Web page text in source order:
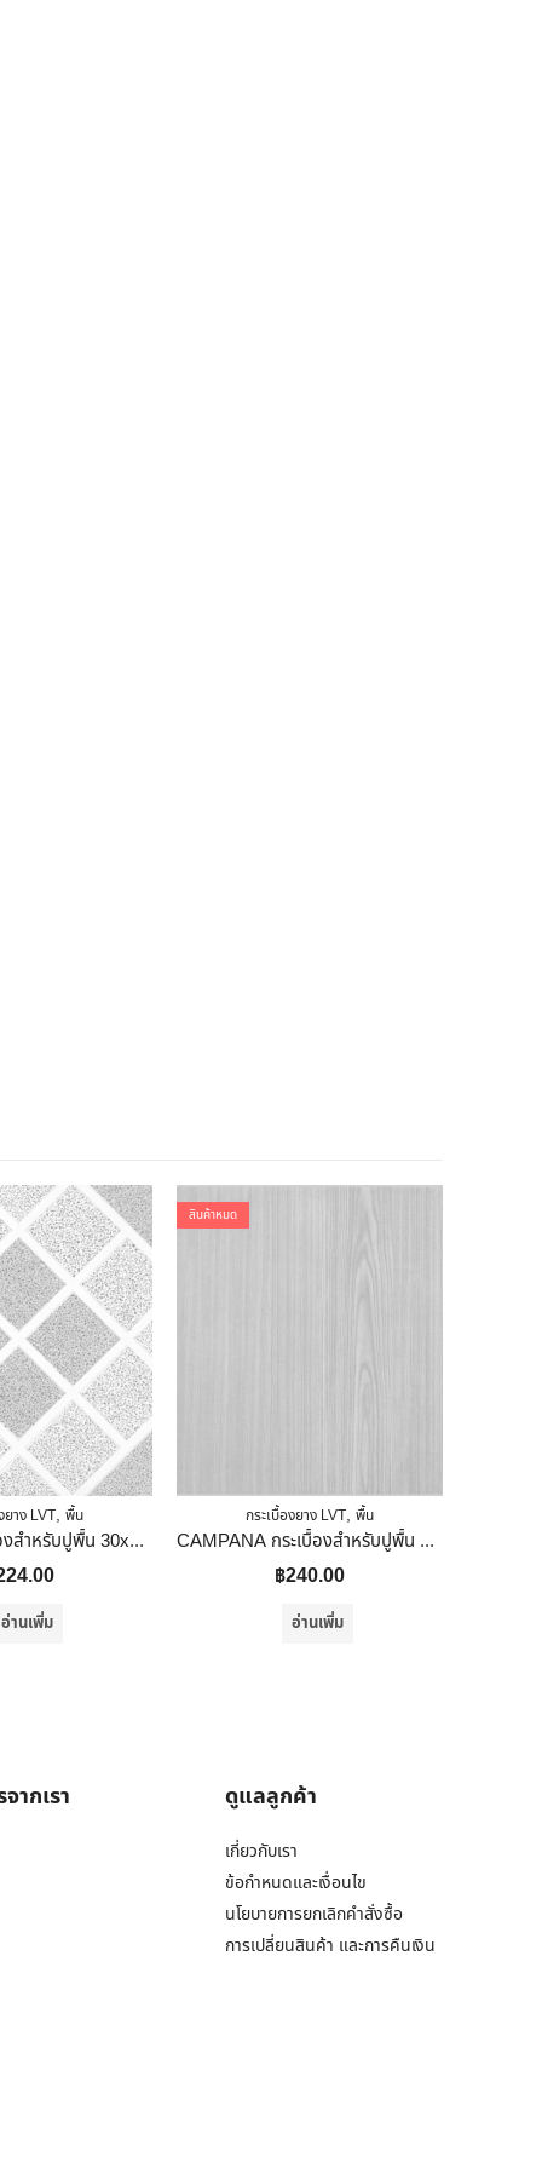
ยาง LVT, พื้น
Sosuco กระเบื้องสำหรับปูพื้น 30x30cm สกาวเดือน-ฟ้า
อ่านเพิ่ม
สินค้าหมด
กระเบื้องยาง LVT, พื้น
CAMPANA กระเบื้องสำหรับปูพื้น ผิวด้าน 30×30 ซม MAIWONGNGAM
฿240.00
อ่านเพิ่ม
ากเรา ดูแลลูกค้า
เกี่ยวกับเรา
ข้อกำหนดและเงื่อนไข
นโยบายการยกเลิกคำสั่งซื้อ
การเปลี่ยนสินค้า และการคืนเงิน